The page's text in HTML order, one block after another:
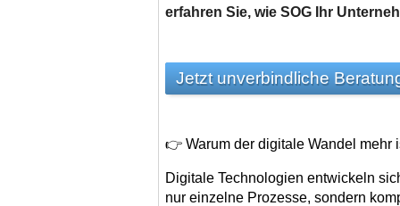
erfahren Sie, wie SOG Ihr
Jetzt unverbindliche
👉 Warum der digitale Wandel mehr
Digitale Technologien entwickeln
nur einzelne Prozesse, sondern